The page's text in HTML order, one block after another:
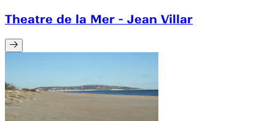
Theatre de la Mer - Jean Villar